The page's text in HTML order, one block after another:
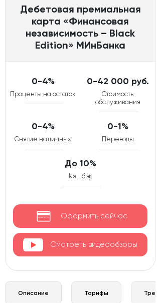
Дебетовая премиальная
карта «Финансовая
независимость – Black
Edition» МИнБанка
0-4%
Проценты на остаток
0-42 000 руб.
Стоимость
обслуживания
0-4%
Снятие наличных
0-1%
Переводы
До 10%
Кэшбэк
Оформить сейчас
Смотреть видеообзоры
Описание Тарифы